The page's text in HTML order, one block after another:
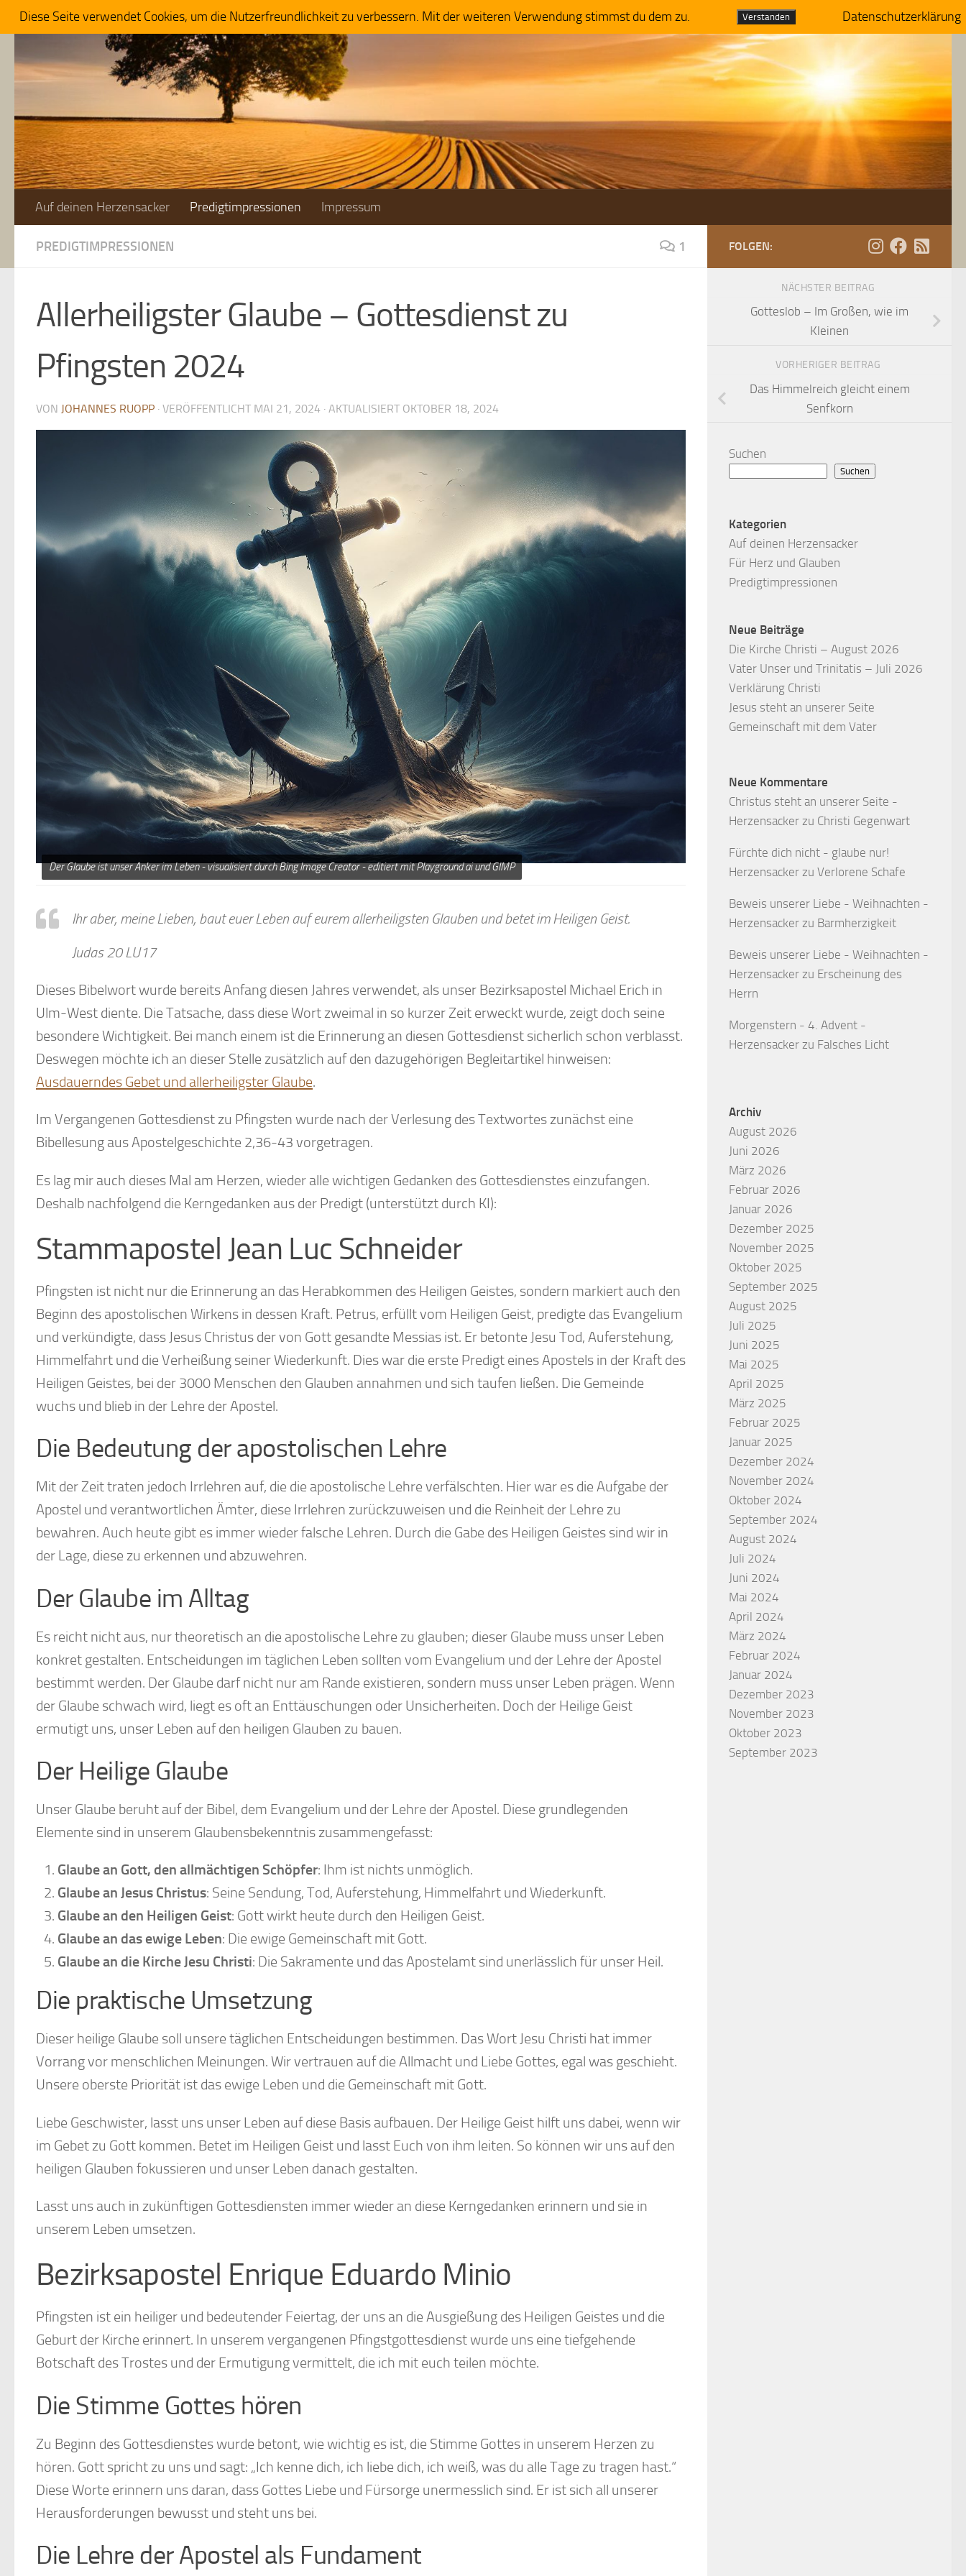
Zum Inhalt springen
Auf deinen Herzensacker Predigtimpressionen Impressum
PREDIGTIMPRESSIONEN 1
Allerheiligster Glaube – Gottesdienst zu
Pfingsten 2024
VON JOHANNES RUOPP · VERÖFFENTLICHT MAI 21, 2024 · AKTUALISIERT OKTOBER 18, 2024
Der Glaube ist unser Anker im Leben - visualisiert durch Bing Image Creator - editiert mit Playground.ai und GIMP
Ihr aber, meine Lieben, baut euer Leben auf eurem allerheiligsten Glauben und betet im Heiligen Geist.
Judas 20 LU17
Dieses Bibelwort wurde bereits Anfang diesen Jahres verwendet, als unser Bezirksapostel Michael Erich in
Ulm-West diente. Die Tatsache, dass diese Wort zweimal in so kurzer Zeit erweckt wurde, zeigt doch seine
besondere Wichtigkeit. Bei manch einem ist die Erinnerung an diesen Gottesdienst sicherlich schon verblasst.
Deswegen möchte ich an dieser Stelle zusätzlich auf den dazugehörigen Begleitartikel hinweisen:
Ausdauerndes Gebet und allerheiligster Glaube.
Im Vergangenen Gottesdienst zu Pfingsten wurde nach der Verlesung des Textwortes zunächst eine
Bibellesung aus Apostelgeschichte 2,36-43 vorgetragen.
Es lag mir auch dieses Mal am Herzen, wieder alle wichtigen Gedanken des Gottesdienstes einzufangen.
Deshalb nachfolgend die Kerngedanken aus der Predigt (unterstützt durch KI):
Stammapostel Jean Luc Schneider
Pfingsten ist nicht nur die Erinnerung an das Herabkommen des Heiligen Geistes, sondern markiert auch den
Beginn des apostolischen Wirkens in dessen Kraft. Petrus, erfüllt vom Heiligen Geist, predigte das Evangelium
und verkündigte, dass Jesus Christus der von Gott gesandte Messias ist. Er betonte Jesu Tod, Auferstehung,
Himmelfahrt und die Verheißung seiner Wiederkunft. Dies war die erste Predigt eines Apostels in der Kraft des
Heiligen Geistes, bei der 3000 Menschen den Glauben annahmen und sich taufen ließen. Die Gemeinde
wuchs und blieb in der Lehre der Apostel.
Die Bedeutung der apostolischen Lehre
Mit der Zeit traten jedoch Irrlehren auf, die die apostolische Lehre verfälschten. Hier war es die Aufgabe der
Apostel und verantwortlichen Ämter, diese Irrlehren zurückzuweisen und die Reinheit der Lehre zu
bewahren. Auch heute gibt es immer wieder falsche Lehren. Durch die Gabe des Heiligen Geistes sind wir in
der Lage, diese zu erkennen und abzuwehren.
Der Glaube im Alltag
Es reicht nicht aus, nur theoretisch an die apostolische Lehre zu glauben; dieser Glaube muss unser Leben
konkret gestalten. Entscheidungen im täglichen Leben sollten vom Evangelium und der Lehre der Apostel
bestimmt werden. Der Glaube darf nicht nur am Rande existieren, sondern muss unser Leben prägen. Wenn
der Glaube schwach wird, liegt es oft an Enttäuschungen oder Unsicherheiten. Doch der Heilige Geist
ermutigt uns, unser Leben auf den heiligen Glauben zu bauen.
Der Heilige Glaube
Unser Glaube beruht auf der Bibel, dem Evangelium und der Lehre der Apostel. Diese grundlegenden
Elemente sind in unserem Glaubensbekenntnis zusammengefasst:
Glaube an Gott, den allmächtigen Schöpfer: Ihm ist nichts unmöglich.
Glaube an Jesus Christus: Seine Sendung, Tod, Auferstehung, Himmelfahrt und Wiederkunft.
Glaube an den Heiligen Geist: Gott wirkt heute durch den Heiligen Geist.
Glaube an das ewige Leben: Die ewige Gemeinschaft mit Gott.
Glaube an die Kirche Jesu Christi: Die Sakramente und das Apostelamt sind unerlässlich für unser Heil.
Die praktische Umsetzung
Dieser heilige Glaube soll unsere täglichen Entscheidungen bestimmen. Das Wort Jesu Christi hat immer
Vorrang vor menschlichen Meinungen. Wir vertrauen auf die Allmacht und Liebe Gottes, egal was geschieht.
Unsere oberste Priorität ist das ewige Leben und die Gemeinschaft mit Gott.
Liebe Geschwister, lasst uns unser Leben auf diese Basis aufbauen. Der Heilige Geist hilft uns dabei, wenn wir
im Gebet zu Gott kommen. Betet im Heiligen Geist und lasst Euch von ihm leiten. So können wir uns auf den
heiligen Glauben fokussieren und unser Leben danach gestalten.
Lasst uns auch in zukünftigen Gottesdiensten immer wieder an diese Kerngedanken erinnern und sie in
unserem Leben umsetzen.
Bezirksapostel Enrique Eduardo Minio
Pfingsten ist ein heiliger und bedeutender Feiertag, der uns an die Ausgießung des Heiligen Geistes und die
Geburt der Kirche erinnert. In unserem vergangenen Pfingstgottesdienst wurde uns eine tiefgehende
Botschaft des Trostes und der Ermutigung vermittelt, die ich mit euch teilen möchte.
Die Stimme Gottes hören
Zu Beginn des Gottesdienstes wurde betont, wie wichtig es ist, die Stimme Gottes in unserem Herzen zu
hören. Gott spricht zu uns und sagt: „Ich kenne dich, ich liebe dich, ich weiß, was du alle Tage zu tragen hast.“
Diese Worte erinnern uns daran, dass Gottes Liebe und Fürsorge unermesslich sind. Er ist sich all unserer
Herausforderungen bewusst und steht uns bei.
Die Lehre der Apostel als Fundament
FOLGEN:
NÄCHSTER BEITRAG
Gotteslob – Im Großen, wie im
Kleinen
VORHERIGER BEITRAG
Das Himmelreich gleicht einem
Senfkorn
Suchen
Suchen
Kategorien
Auf deinen Herzensacker
Für Herz und Glauben
Predigtimpressionen
Neue Beiträge
Die Kirche Christi – August 2026
Vater Unser und Trinitatis – Juli 2026
Verklärung Christi
Jesus steht an unserer Seite
Gemeinschaft mit dem Vater
Neue Kommentare
Christus steht an unserer Seite -
Herzensacker zu Christi Gegenwart
Fürchte dich nicht - glaube nur!
Herzensacker zu Verlorene Schafe
Beweis unserer Liebe - Weihnachten -
Herzensacker zu Barmherzigkeit
Beweis unserer Liebe - Weihnachten -
Herzensacker zu Erscheinung des
Herrn
Morgenstern - 4. Advent -
Herzensacker zu Falsches Licht
Archiv
August 2026
Juni 2026
März 2026
Februar 2026
Januar 2026
Dezember 2025
November 2025
Oktober 2025
September 2025
August 2025
Juli 2025
Juni 2025
Mai 2025
April 2025
März 2025
Februar 2025
Januar 2025
Dezember 2024
November 2024
Oktober 2024
September 2024
August 2024
Juli 2024
Juni 2024
Mai 2024
April 2024
März 2024
Februar 2024
Januar 2024
Dezember 2023
November 2023
Oktober 2023
September 2023
Diese Seite verwendet Cookies, um die Nutzerfreundlichkeit zu verbessern. Mit der weiteren Verwendung stimmst du dem zu. Verstanden Datenschutzerklärung